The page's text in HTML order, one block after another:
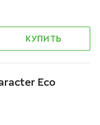
КУПИТЬ
Eco